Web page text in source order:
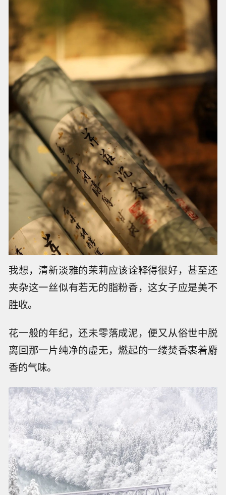
我想，清新淡雅的茉莉应该诠释得很好，甚至还
夹杂这一丝似有若无的脂粉香，这女子应是美不
胜收。
花一般的年纪，还未零落成泥，便又从俗世中脱
离回那一片纯净的虚无，燃起的一缕焚香裹着麝
香的气味。